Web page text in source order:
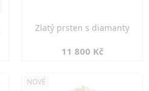
Zlatý prsten s diamanty
11 800 Kč
NOVÉ